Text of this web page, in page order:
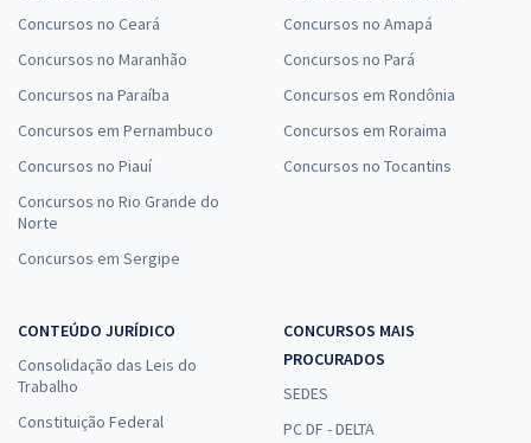
Concursos no Ceará
Concursos no Maranhão
Concursos na Paraíba
Concursos em Pernambuco
Concursos no Piauí
Concursos no Rio Grande do
Norte
Concursos em Sergipe
Concursos no Amapá
Concursos no Pará
Concursos em Rondônia
Concursos em Roraima
Concursos no Tocantins
CONTEÚDO JURÍDICO
Consolidação das Leis do
Trabalho
Constituição Federal
CONCURSOS MAIS
PROCURADOS
SEDES
PC DF - DELTA